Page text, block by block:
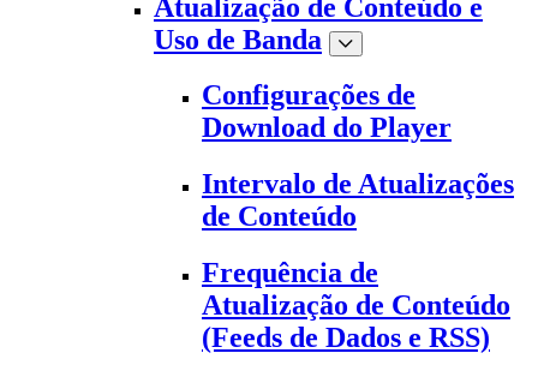
Atualização de Conteúdo e
Uso de Banda
Configurações de
Download do Player
Intervalo de Atualizações
de Conteúdo
Frequência de
Atualização de Conteúdo
(Feeds de Dados e RSS)